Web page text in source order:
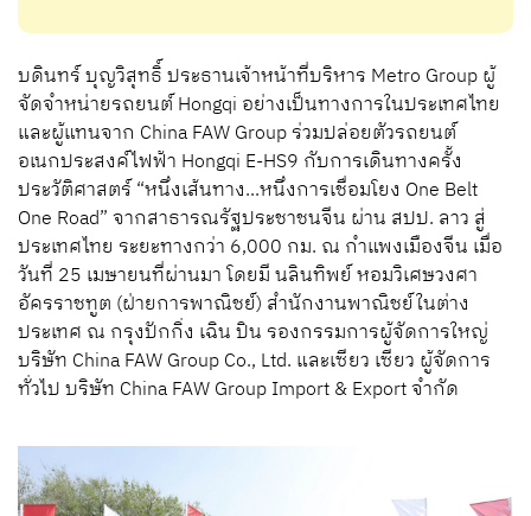
บดินทร์ บุญวิสุทธิ์ ประธานเจ้าหน้าที่บริหาร Metro Group ผู้
จัดจำหน่ายรถยนต์ Hongqi อย่างเป็นทางการในประเทศไทย
และผู้แทนจาก China FAW Group ร่วมปล่อยตัวรถยนต์
อเนกประสงค์ไฟฟ้า Hongqi E-HS9 กับการเดินทางครั้ง
ประวัติศาสตร์ “หนึ่งเส้นทาง...หนึ่งการเชื่อมโยง One Belt
One Road” จากสาธารณรัฐประชาชนจีน ผ่าน สปป. ลาว สู่
ประเทศไทย ระยะทางกว่า 6,000 กม. ณ กำแพงเมืองจีน เมื่อ
วันที่ 25 เมษายนที่ผ่านมา โดยมี นลินทิพย์ หอมวิเศษวงศา
อัครราชทูต (ฝ่ายการพาณิชย์) สำนักงานพาณิชย์ในต่าง
ประเทศ ณ กรุงปักกิ่ง เฉิน ปิน รองกรรมการผู้จัดการใหญ่
บริษัท China FAW Group Co., Ltd. และเซียว เซียว ผู้จัดการ
ทั่วไป บริษัท China FAW Group Import & Export จำกัด